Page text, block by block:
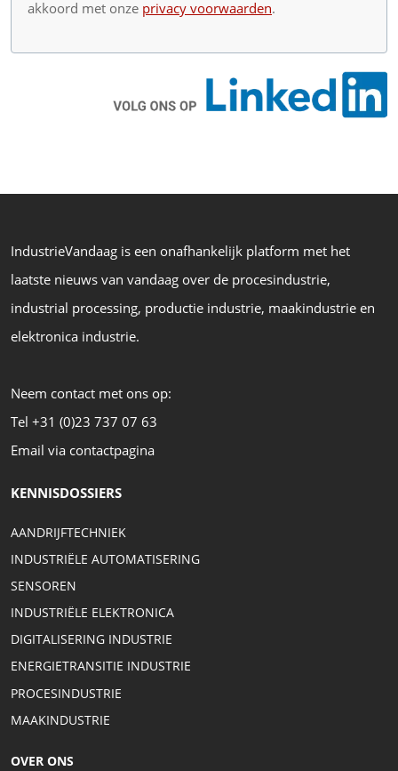
akkoord met onze privacy voorwaarden.
IndustrieVandaag is een onafhankelijk platform met het
laatste nieuws van vandaag over de procesindustrie,
industrial processing, productie industrie, maakindustrie en
elektronica industrie.
Neem contact met ons op:
Tel +31 (0)23 737 07 63
Email via contactpagina
KENNISDOSSIERS
AANDRIJFTECHNIEK
INDUSTRIËLE AUTOMATISERING
SENSOREN
INDUSTRIËLE ELEKTRONICA
DIGITALISERING INDUSTRIE
ENERGIETRANSITIE INDUSTRIE
PROCESINDUSTRIE
MAAKINDUSTRIE
OVER ONS